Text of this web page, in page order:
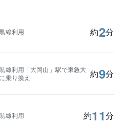
線利用 約2分
線利用「大岡山」駅で東急大
乗り換え
約9分
線利用 約11分